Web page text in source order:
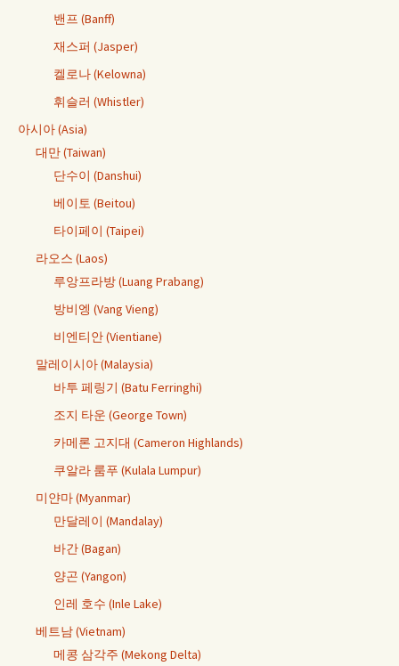
밴프 (Banff)
재스퍼 (Jasper)
켈로나 (Kelowna)
휘슬러 (Whistler)
아시아 (Asia)
대만 (Taiwan)
단수이 (Danshui)
베이토 (Beitou)
타이페이 (Taipei)
라오스 (Laos)
루앙프라방 (Luang Prabang)
방비엥 (Vang Vieng)
비엔티안 (Vientiane)
말레이시아 (Malaysia)
바투 페링기 (Batu Ferringhi)
조지 타운 (George Town)
카메론 고지대 (Cameron Highlands)
쿠알라 룸푸 (Kulala Lumpur)
미얀마 (Myanmar)
만달레이 (Mandalay)
바간 (Bagan)
양곤 (Yangon)
인레 호수 (Inle Lake)
베트남 (Vietnam)
메콩 삼각주 (Mekong Delta)